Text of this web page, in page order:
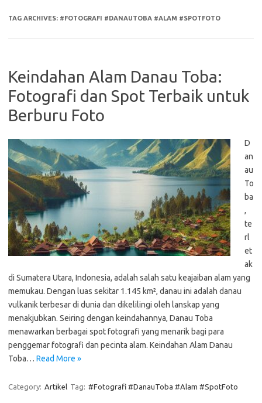
TAG ARCHIVES: #FOTOGRAFI #DANAUTOBA #ALAM #SPOTFOTO
Keindahan Alam Danau Toba:
Fotografi dan Spot Terbaik untuk
Berburu Foto
D
an
au
To
ba
,
te
rl
et
ak
di Sumatera Utara, Indonesia, adalah salah satu keajaiban alam yang
memukau. Dengan luas sekitar 1.145 km², danau ini adalah danau
vulkanik terbesar di dunia dan dikelilingi oleh lanskap yang
menakjubkan. Seiring dengan keindahannya, Danau Toba
menawarkan berbagai spot fotografi yang menarik bagi para
penggemar fotografi dan pecinta alam. Keindahan Alam Danau
Toba… Read More »
Category: Artikel Tag: #Fotografi #DanauToba #Alam #SpotFoto